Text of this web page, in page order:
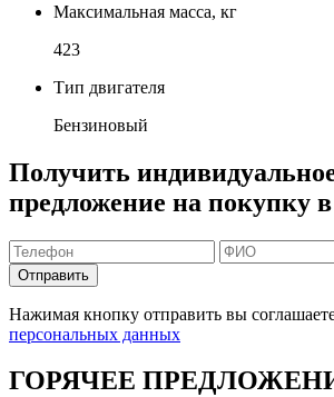
Максимальная масса, кг
423
Тип двигателя
Бензиновый
Получить
предложение на покупку
Отправить
Нажимая кнопку отправить вы
персональных данных
ГОРЯЧЕЕ